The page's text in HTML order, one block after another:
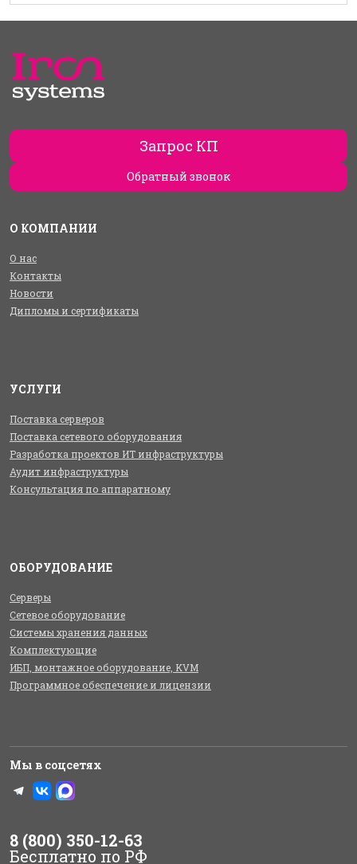
Запрос КП
Обратный звонок
О КОМПАНИИ
О нас
Контакты
Новости
Дипломы и сертификаты
УСЛУГИ
Поставка серверов
Поставка сетевого оборудования
Разработка проектов ИТ инфраструктуры
Аудит инфраструктуры
Консультация по аппаратному
ОБОРУДОВАНИЕ
Серверы
Сетевое оборудование
Системы хранения данных
Комплектующие
ИБП, монтажное оборудование, KVM
Программное обеспечение и лицензии
Мы в соцсетях
8 (800) 350-12-63
Бесплатно по РФ